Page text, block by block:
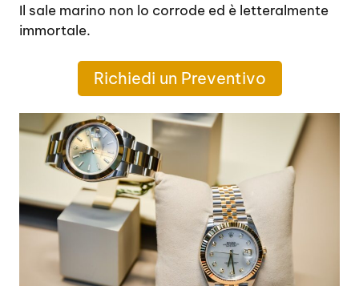
Il sale marino non lo corrode ed è letteralmente
immortale.
Richiedi un Preventivo